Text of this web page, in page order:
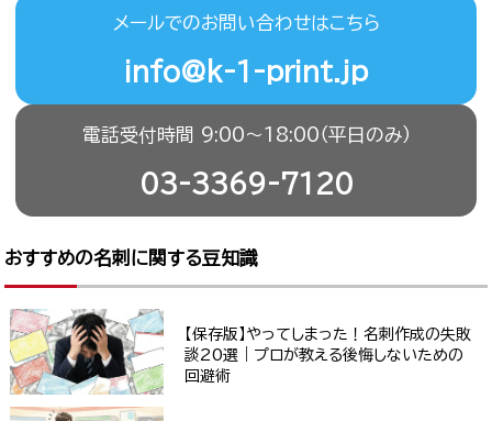
メールでのお問い合わせはこちら
info@k-1-print.jp
電話受付時間 9:00〜18:00（平日のみ）
03-3369-7120
おすすめの名刺に関する豆知識
【保存版】やってしまった！名刺作成の失敗
談20選｜プロが教える後悔しないための
回避術